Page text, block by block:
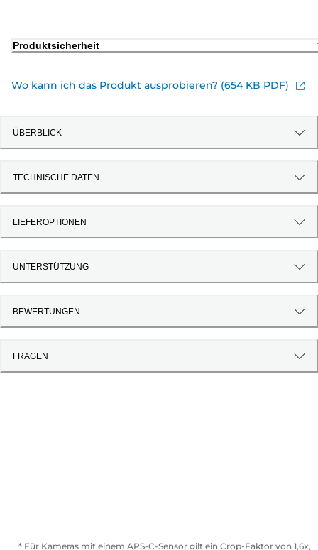
Produktsicherheit
Wo kann ich das Produkt ausprobieren? (654 KB PDF)
ÜBERBLICK
TECHNISCHE DATEN
LIEFEROPTIONEN
UNTERSTÜTZUNG
BEWERTUNGEN
FRAGEN
* Für Kameras mit einem APS-C-Sensor gilt ein Crop-Faktor von 1,6x,